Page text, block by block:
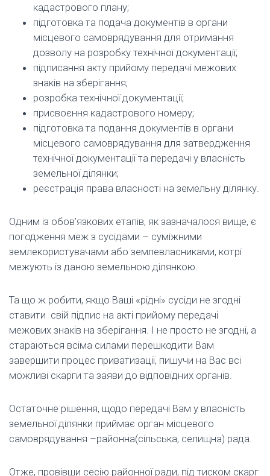
кадастрового плану;
підготовка та подача документів в органи
місцевого самоврядування для отримання
дозволу на розробку технічної документації;
підписання акту прийому передачі межових
знаків на зберігання;
розробка технічної документації;
присвоєння кадастрового номеру;
підготовка та подання документів в органи
місцевого самоврядування для затвердження
технічної документації та передачі у власність
земельної ділянки;
реєстрація права власності на земельну ділянку.
Одним із обов’язкових етапів, як зазначалося вище, є
погодження меж з сусідами – суміжними
землекористувачами або землевласниками, котрі
межують із даною земельною ділянкою.
Та що ж робити, якщо Ваші «рідні» сусіди не згодні
ставити свій підпис на акті прийому передачі
межових знаків на зберігання. І не просто не згодні, а
стараються всіма силами перешкодити Вам
завершити процес приватизації, пишучи на Вас всі
можливі скарги та заяви до відповідних органів.
Остаточне рішення, щодо передачі Вам у власність
земельної ділянки приймає орган місцевого
самоврядування –районна(сільська, селищна) рада.
Отже, провівши сесію районної ради, під тиском скарг